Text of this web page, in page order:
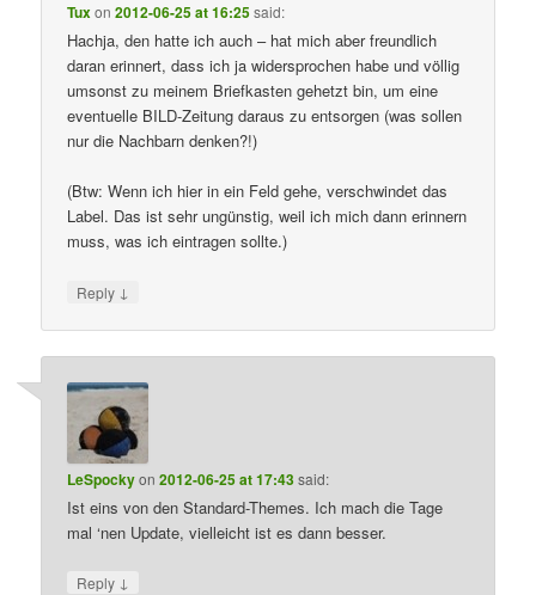
Tuxon2012-06-25 at 16:25said:
Hachja, den hatte ich auch – hat mich aber freundlich
daran erinnert, dass ich ja widersprochen habe und völlig
umsonst zu meinem Briefkasten gehetzt bin, um eine
eventuelle BILD-Zeitung daraus zu entsorgen (was sollen
nur die Nachbarn denken?!)
(Btw: Wenn ich hier in ein Feld gehe, verschwindet das
Label. Das ist sehr ungünstig, weil ich mich dann erinnern
muss, was ich eintragen sollte.)
Reply ↓
LeSpockyon2012-06-25 at 17:43said:
Ist eins von den Standard-Themes. Ich mach die Tage
mal ‘nen Update, vielleicht ist es dann besser.
Reply ↓